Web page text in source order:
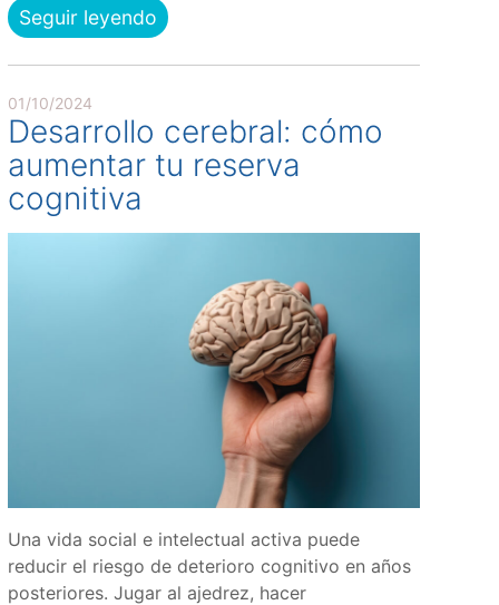
Seguir leyendo
01/10/2024
Desarrollo cerebral: cómo
aumentar tu reserva
cognitiva
Una vida social e intelectual activa puede
reducir el riesgo de deterioro cognitivo en años
posteriores. Jugar al ajedrez, hacer